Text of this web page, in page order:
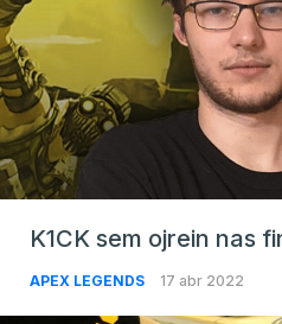
K1CK sem ojrein nas
APEX LEGENDS 17 abr 2022